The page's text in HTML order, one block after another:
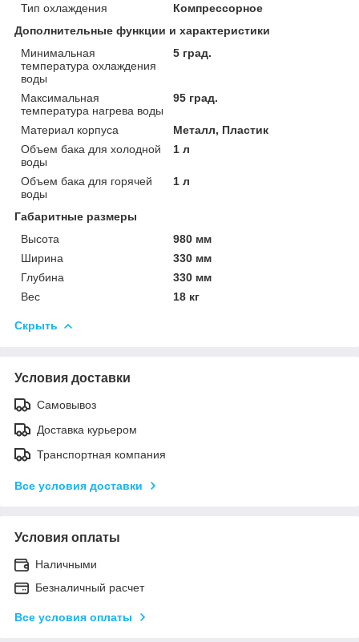
Тип охлаждения
Компрессорное
Дополнительные функции и характеристики
Минимальная
температура охлаждения
воды
5 град.
Максимальная
температура нагрева воды
95 град.
Материал корпуса
Металл, Пластик
Объем бака для холодной
воды
1 л
Объем бака для горячей
воды
1 л
Габаритные размеры
Высота
980 мм
Ширина
330 мм
Глубина
330 мм
Вес
18 кг
Скрыть
Условия доставки
Самовывоз
Доставка курьером
Транспортная компания
Все условия доставки
Условия оплаты
Наличными
Безналичный расчет
Все условия оплаты